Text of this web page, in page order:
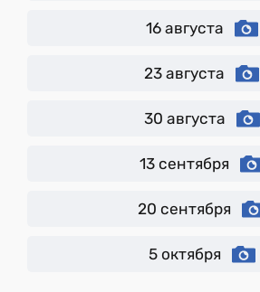
16 августа
23 августа
30 августа
13 сентября
20 сентября
5 октября